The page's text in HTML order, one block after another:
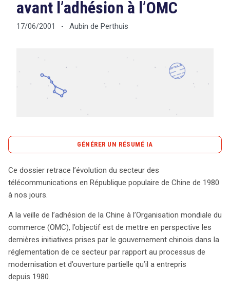
Rechercher
CONTACT
avant l’adhésion à l’OMC
17/06/2001 - Aubin de Perthuis
GÉNÉRER UN RÉSUMÉ IA
L’évolution du secteur des télécommunications en
République populaire de Chine, de 1980 à nos jours,
l’ouverture économique et à la modernisation du pays. À
l’aube de l’adhésion de la Chine à l’Organisation mondiale
du commerce (OMC), cet article explore les initiatives
gouvernementales cruciales qui ont façonné la
réglementation de ce secteur. L’histoire se divise en trois
périodes distinctes : la première, de 1980 à 1993, est
Ce dossier retrace l’évolution du secteur des
télécommunications en République populaire de Chine de 1980
à nos jours.
A la veille de l’adhésion de la Chine à l’Organisation mondiale du
commerce (OMC), l’objectif est de mettre en perspective les
dernières initiatives prises par le gouvernement chinois dans la
réglementation de ce secteur par rapport au processus de
modernisation et d’ouverture partielle qu’il a entrepris
depuis 1980.